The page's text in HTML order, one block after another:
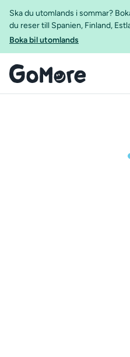
Ska du utomlands i sommar?
du reser till Spanien, Finland,
Boka bil utomlands